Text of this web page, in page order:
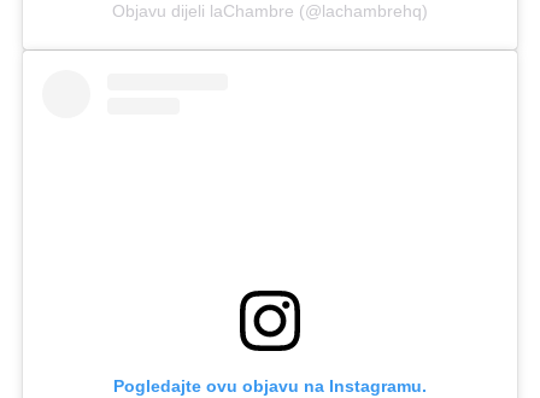
Objavu dijeli laChambre (@lachambrehq)
Pogledajte ovu objavu na Instagramu.